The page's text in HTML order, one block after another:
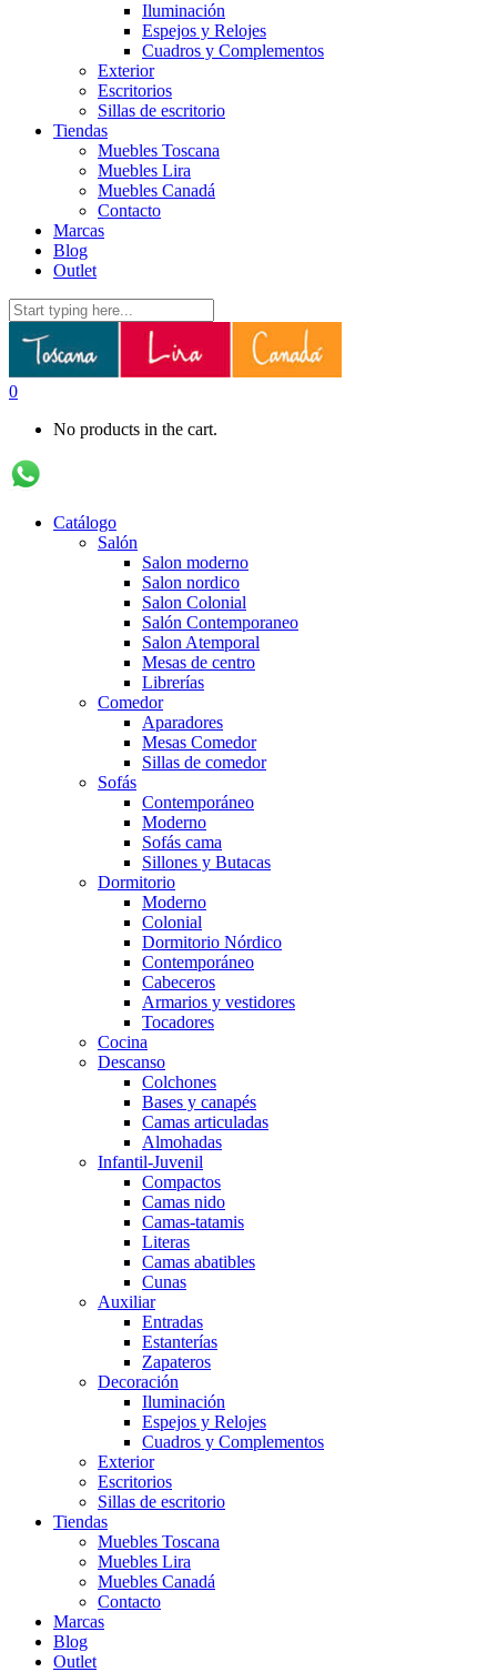
Iluminación
Espejos y Relojes
Cuadros y Complementos
Exterior
Escritorios
Sillas de escritorio
Tiendas
Muebles Toscana
Muebles Lira
Muebles Canadá
Contacto
Marcas
Blog
Outlet
0
No products in the cart.
Catálogo
Salón
Salon moderno
Salon nordico
Salon Colonial
Salón Contemporaneo
Salon Atemporal
Mesas de centro
Librerías
Comedor
Aparadores
Mesas Comedor
Sillas de comedor
Sofás
Contemporáneo
Moderno
Sofás cama
Sillones y Butacas
Dormitorio
Moderno
Colonial
Dormitorio Nórdico
Contemporáneo
Cabeceros
Armarios y vestidores
Tocadores
Cocina
Descanso
Colchones
Bases y canapés
Camas articuladas
Almohadas
Infantil-Juvenil
Compactos
Camas nido
Camas-tatamis
Literas
Camas abatibles
Cunas
Auxiliar
Entradas
Estanterías
Zapateros
Decoración
Iluminación
Espejos y Relojes
Cuadros y Complementos
Exterior
Escritorios
Sillas de escritorio
Tiendas
Muebles Toscana
Muebles Lira
Muebles Canadá
Contacto
Marcas
Blog
Outlet